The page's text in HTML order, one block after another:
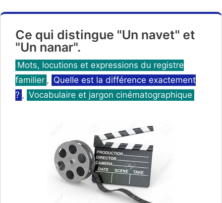
Ce qui distingue "Un navet" et
"Un nanar".
Catégories
Mots, locutions et expressions du registre
familier , Quelle est la différence exactement
? , Vocabulaire et jargon cinématographique